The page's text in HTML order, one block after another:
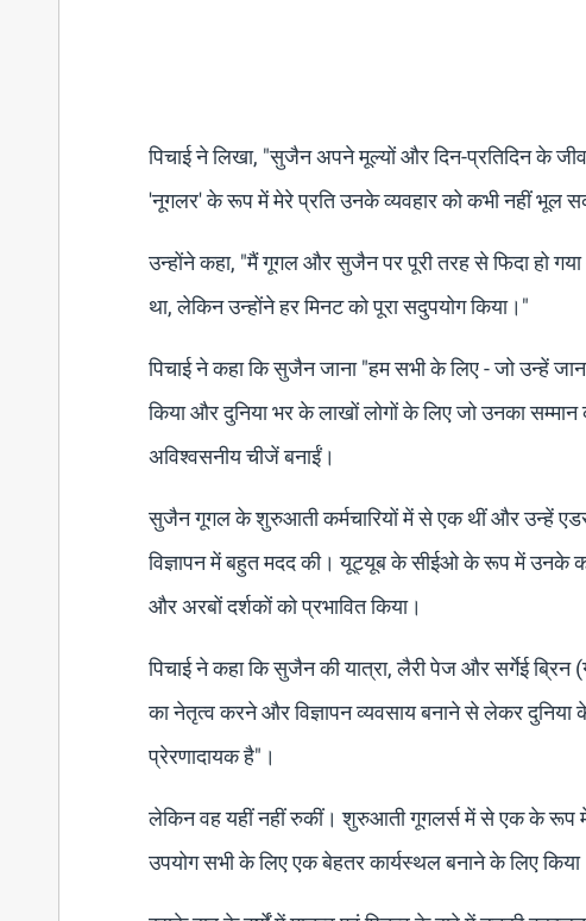
पिचाई ने लिखा, "सुजैन अपने मूल्यों और दिन-प्रतिदिन के
'नूगलर' के रूप में मेरे प्रति उनके व्यवहार को कभी नहीं भूल
उन्होंने कहा, "मैं गूगल और सुजैन पर पूरी तरह से फिदा हो
था, लेकिन उन्होंने हर मिनट को पूरा सदुपयोग किया।"
पिचाई ने कहा कि सुजैन जाना "हम सभी के लिए - जो उन्हें
किया और दुनिया भर के लाखों लोगों के लिए जो उनका
अविश्वसनीय चीजें बनाईं।
सुजैन गूगल के शुरुआती कर्मचारियों में से एक थीं और उन्हें
विज्ञापन में बहुत मदद की। यूट्यूब के सीईओ के रूप में उनके
और अरबों दर्शकों को प्रभावित किया।
पिचाई ने कहा कि सुजैन की यात्रा, लैरी पेज और सर्गेई
का नेतृत्व करने और विज्ञापन व्यवसाय बनाने से लेकर
प्रेरणादायक है"।
लेकिन वह यहीं नहीं रुकीं। शुरुआती गूगलर्स में से एक के रूप
उपयोग सभी के लिए एक बेहतर कार्यस्थल बनाने के लिए